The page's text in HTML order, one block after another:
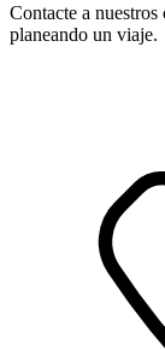
Contacte a
planeando un viaje.